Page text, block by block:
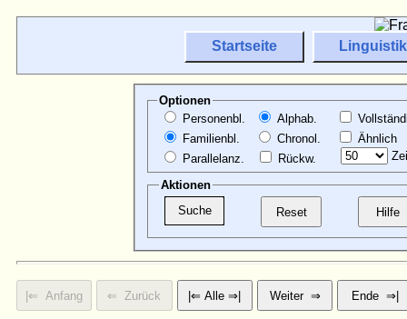
Startseite Linguistik
Optionen
Personenbl.
Familienbl.
Parallelanz.
Alphab.
Chronol.
Rückw.
Ähnlich
Aktionen